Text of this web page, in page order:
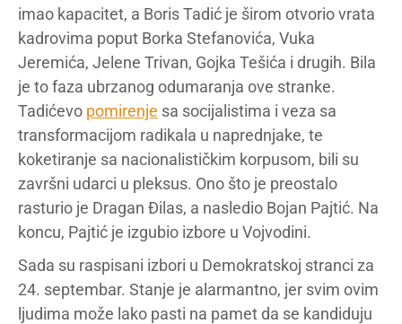
imao kapacitet, a Boris Tadić je širom otvorio vrata
kadrovima poput Borka Stefanovića, Vuka
Jeremića, Jelene Trivan, Gojka Tešića i drugih. Bila
je to faza ubrzanog odumaranja ove stranke.
Tadićevo pomirenje sa socijalistima i veza sa
transformacijom radikala u naprednjake, te
koketiranje sa nacionalističkim korpusom, bili su
završni udarci u pleksus. Ono što je preostalo
rasturio je Dragan Đilas, a nasledio Bojan Pajtić. Na
koncu, Pajtić je izgubio izbore u Vojvodini.
Sada su raspisani izbori u Demokratskoj stranci za
24. septembar. Stanje je alarmantno, jer svim ovim
ljudima može lako pasti na pamet da se kandiduju